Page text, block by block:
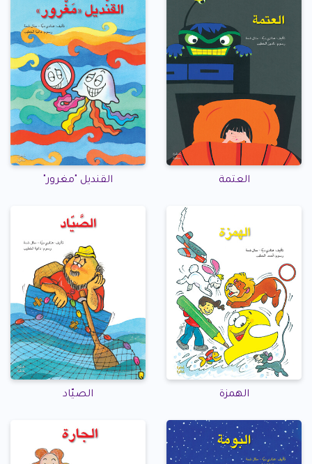
العتمة القنديل "مغرور"
الهمزة الصيّاد